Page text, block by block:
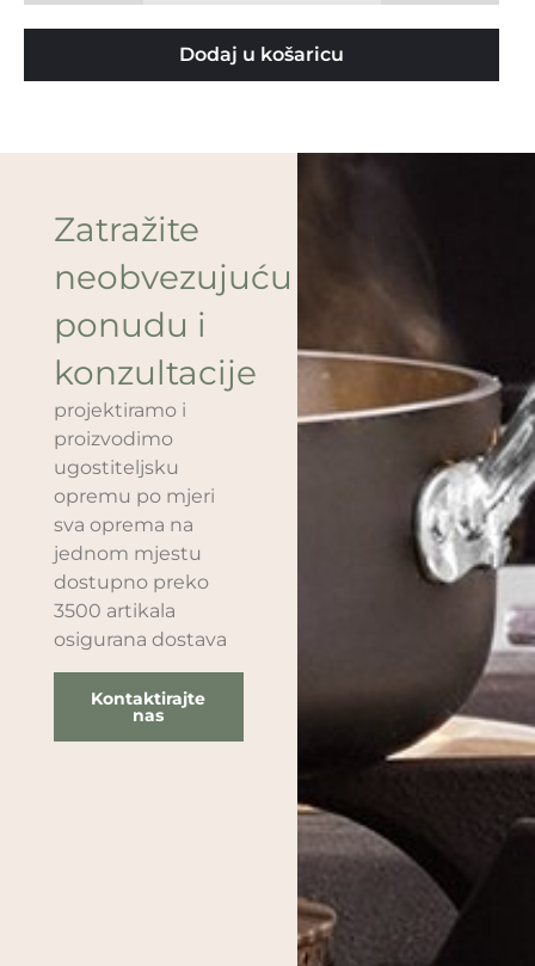
Dodaj u košaricu
Zatražite
neobvezujuću
ponudu i
konzultacije
projektiramo i
proizvodimo
ugostiteljsku
opremu po mjeri
sva oprema na
jednom mjestu
dostupno preko
3500 artikala
osigurana dostava
Kontaktirajte
nas